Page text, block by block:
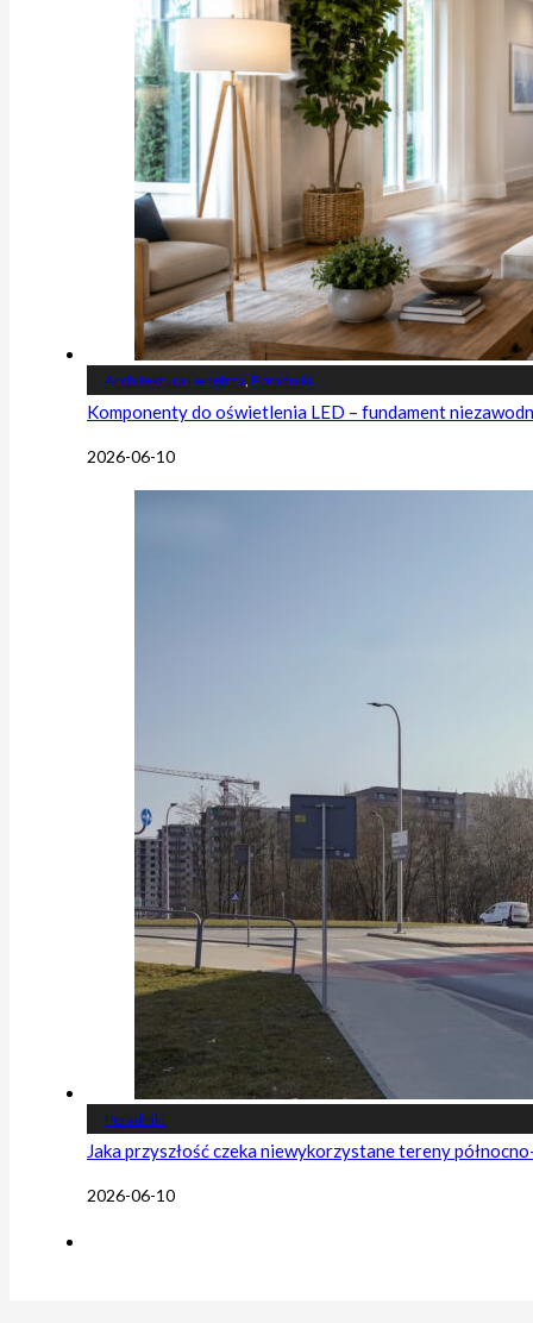
Architektura i wnętrza Poradniki
Komponenty do oświetlenia LED – fundament
2026-06-10
Poradniki
Jaka przyszłość czeka niewykorzystane tereny
2026-06-10